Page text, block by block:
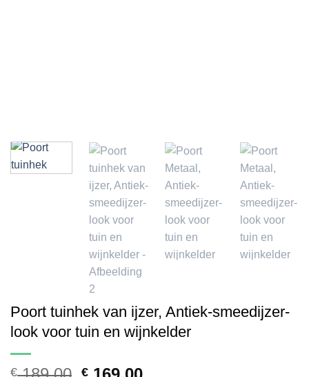
Poort tuinhek van ijzer, Antiek-smeedijzer-
look voor tuin en wijnkelder
€
Oorspronkelijke
€
Huidige